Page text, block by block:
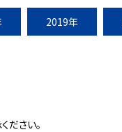
2019年
ださい。